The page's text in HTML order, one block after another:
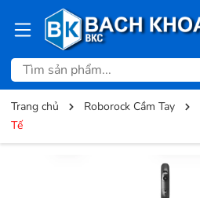
Trang chủ Roborock Cầm Tay
Tế